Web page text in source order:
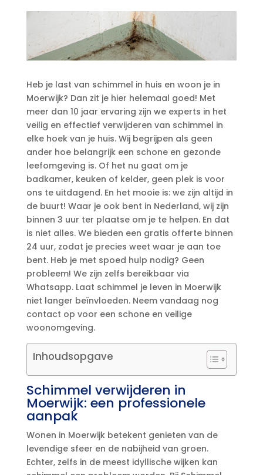
Heb je last van schimmel in huis en woon je in
Moerwijk? Dan zit je hier helemaal goed! Met
meer dan 10 jaar ervaring zijn we experts in het
veilig en effectief verwijderen van schimmel in
elke hoek van je huis.​ Wij begrijpen als geen
ander hoe belangrijk een schone en gezonde
leefomgeving is.​ Of het nu gaat om je
badkamer, keuken of kelder, geen plek is voor
ons te uitdagend.​ En het mooie is: we zijn altijd in
de buurt! Waar je ook bent in Nederland, wij zijn
binnen 3 uur ter plaatse om je te helpen.​ En dat
is niet alles.​ We bieden een gratis offerte binnen
24 uur, zodat je precies weet waar je aan toe
bent.​ Heb je met spoed hulp nodig? Geen
probleem! We zijn zelfs bereikbaar via
Whatsapp.​ Laat schimmel je leven in Moerwijk
niet langer beïnvloeden.​ Neem vandaag nog
contact op voor een schone en veilige
woonomgeving.​
Inhoudsopgave
Schimmel verwijderen in
Moerwijk: een professionele
aanpak
Wonen in Moerwijk betekent genieten van de
levendige sfeer en de nabijheid van groen.​
Echter, zelfs in de meest idyllische wijken kan